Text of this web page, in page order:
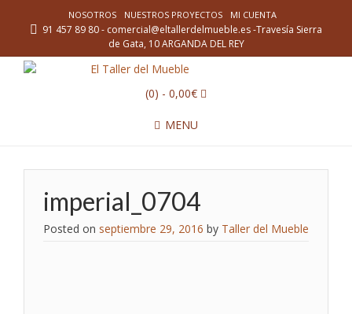
NOSOTROS NUESTROS PROYECTOS MI CUENTA
91 457 89 80 - comercial@eltallerdelmueble.es -Travesía Sierra
de Gata, 10 ARGANDA DEL REY
(0) - 0,00€
MENU
imperial_0704
Posted on septiembre 29, 2016 by Taller del Mueble